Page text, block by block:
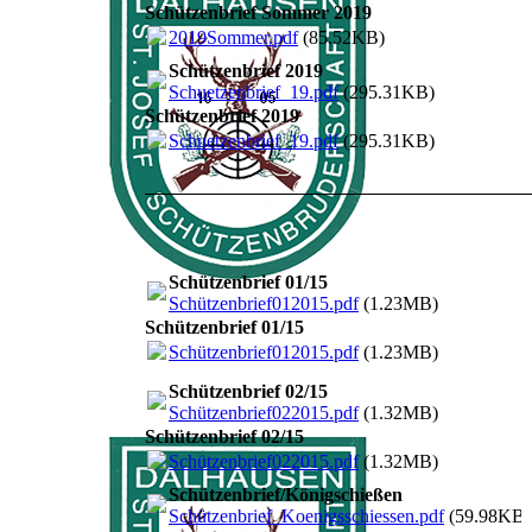
Schützenbrief Sommer 2019
2019Sommer.pdf(85.52KB)
Schützenbrief 2019
Schuetzenbrief_19.pdf(295.31KB)
Schützenbrief 2019
Schuetzenbrief_19.pdf(295.31KB)
Schützenbrief 01/15
Schützenbrief012015.pdf(1.23MB)
Schützenbrief 01/15
Schützenbrief012015.pdf(1.23MB)
Schützenbrief 02/15
Schützenbrief022015.pdf(1.32MB)
Schützenbrief 02/15
Schützenbrief022015.pdf(1.32MB)
Schützenbrief/Königschießen
Schützenbrief_Koenigsschiessen.pdf(59.98KB)